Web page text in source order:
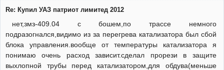
Re: Купил УАЗ патриот лимитед 2012
нет,змз-409.04 с бошем,по трассе немного
подразогнался,видимо из за перегрева катализатора был сбой
блока управления.вообще от температуры катализатора я
понимаю очень расход зависит.сделал прорези в защите
выхлопной трубы перед катализатором,для обдува(меньше